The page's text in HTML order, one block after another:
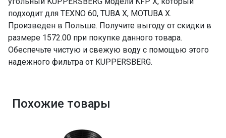
подходит для TEXNO 60, TUBA X, MOTUBA X.
Произведен в Польше. Получите выгоду от скидки в
размере 1572.00 при покупке данного товара.
Обеспечьте чистую и свежую воду с помощью этого
надежного фильтра от KUPPERSBERG.
Похожие товары